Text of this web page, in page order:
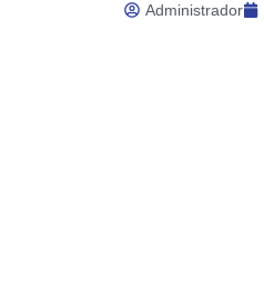
Administrador